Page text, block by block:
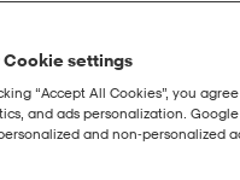
Cookie settings
“Accept All Cookies”, you
and ads personalization.
and non‑personalized